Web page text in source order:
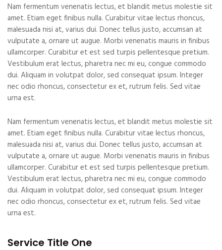
Nam fermentum venenatis lectus, et blandit metus molestie sit
amet. Etiam eget finibus nulla. Curabitur vitae lectus rhoncus,
malesuada nisi at, varius dui. Donec tellus justo, accumsan at
vulputate a, ornare ut augue. Morbi venenatis mauris in finibus
ullamcorper. Curabitur et est sed turpis pellentesque pretium.
Vestibulum erat lectus, pharetra nec mi eu, congue commodo
dui. Aliquam in volutpat dolor, sed consequat ipsum. Integer
nec odio rhoncus, consectetur ex et, rutrum felis. Sed vitae
urna est.
Nam fermentum venenatis lectus, et blandit metus molestie sit
amet. Etiam eget finibus nulla. Curabitur vitae lectus rhoncus,
malesuada nisi at, varius dui. Donec tellus justo, accumsan at
vulputate a, ornare ut augue. Morbi venenatis mauris in finibus
ullamcorper. Curabitur et est sed turpis pellentesque pretium.
Vestibulum erat lectus, pharetra nec mi eu, congue commodo
dui. Aliquam in volutpat dolor, sed consequat ipsum. Integer
nec odio rhoncus, consectetur ex et, rutrum felis. Sed vitae
urna est.
Service Title One